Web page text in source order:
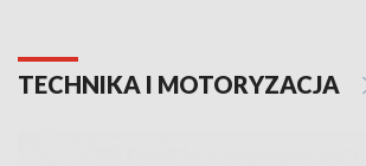
TECHNIKA I MOTORYZACJA